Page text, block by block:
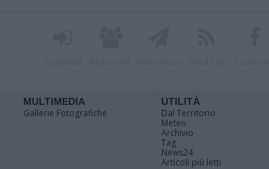
MULTIMEDIA
Gallerie Fotografiche
UTILITÀ
Dal Territorio
Meteo
Archivio
Tag
News24
Articoli più letti